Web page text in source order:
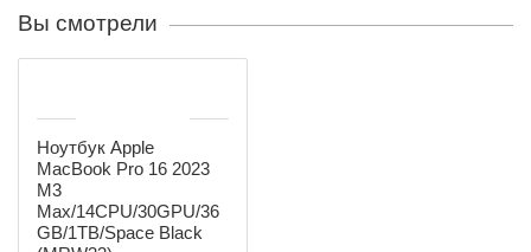
Apple MacBook Pro 16'' M3
Max/16CPU/40GPU/48GB/8TB/Silver (Z1AJ0019B)
является идеальным выбором для
выполнение сложных задач, таких как 3D-
моделирование и монтаж видео. Во время обработки
больших объемов данных и игр, мощная система
охлаждения активируется для достижения
максимальной производительности. Преимущество
новых чипов заключается в области графики.